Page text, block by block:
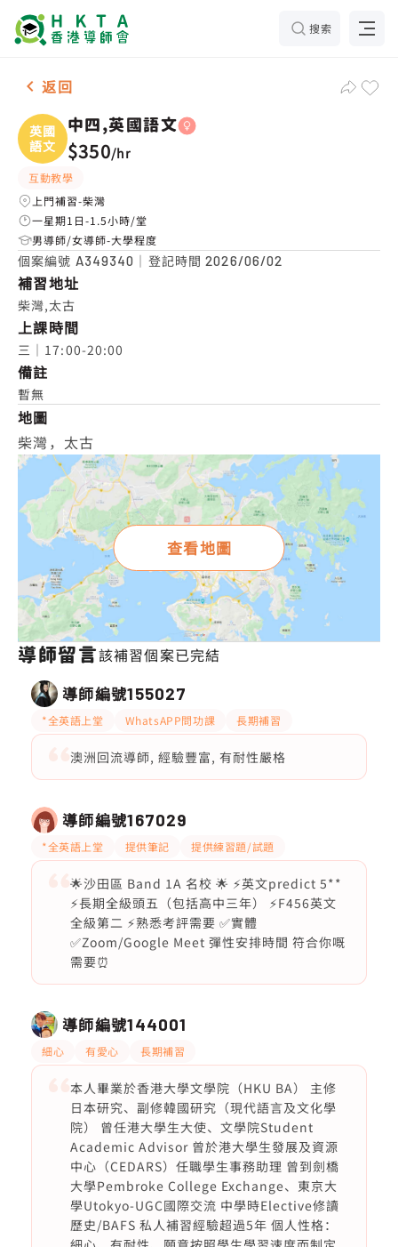
搜索
男女各1名 中四,英國語文，柴灣 補習推介
返回
英國
語文
中四,英國語文
$350/hr
互動教學
上門補習-柴灣
一星期1日-1.5小時/堂
男導師/女導師-大學程度
個案編號 A349340 ｜登記時間2026/06/02
補習地址
柴灣,太古
上課時間
三｜17:00-20:00
備註
暫無
地圖
柴灣，太古
查看地圖
導師留言該補習個案已完結
導師編號155027
*全英語上堂 WhatsAPP問功課 長期補習
澳洲回流導師, 經驗豐富, 有耐性嚴格
導師編號167029
*全英語上堂 提供筆記 提供練習題/試題
🌟沙田區 Band 1A 名校 🌟 ⚡️英文predict 5**
⚡️長期全級頭五（包括高中三年） ⚡️F456英文
全級第二 ⚡️熟悉考評需要 ✅實體
✅Zoom/Google Meet 彈性安排時間 符合你嘅
需要⏰
導師編號144001
細心 有愛心 長期補習
本人畢業於香港大學文學院（HKU BA） 主修
日本研究、副修韓國研究（現代語言及文化學
院） 曾任港大學生大使、文學院Student
Academic Advisor 曾於港大學生發展及資源
中心（CEDARS）任職學生事務助理 曾到劍橋
大學Pembroke College Exchange、東京大
學Utokyo-UGC國際交流 中學時Elective修讀
歷史/BAFS 私人補習經驗超過5年 個人性格：